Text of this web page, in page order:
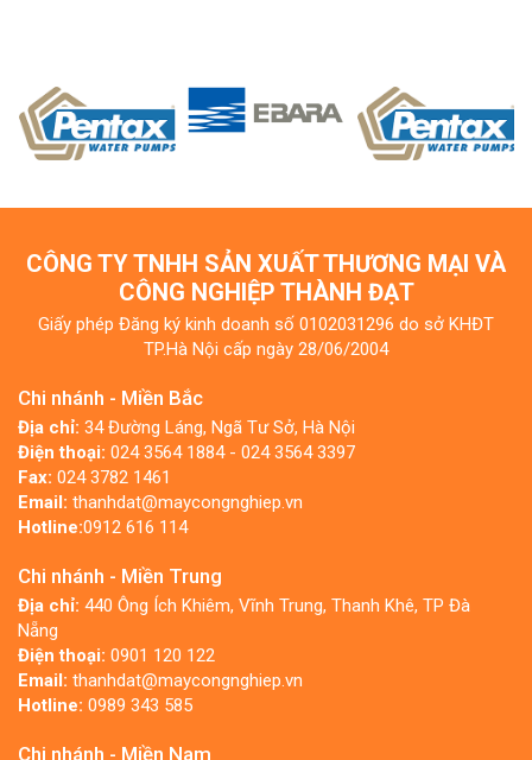
CÔNG TY TNHH SẢN XUẤT THƯƠNG MẠI VÀ
CÔNG NGHIỆP THÀNH ĐẠT
Giấy phép Đăng ký kinh doanh số 0102031296 do sở KHĐT
TP.Hà Nội cấp ngày 28/06/2004
Chi nhánh - Miền Bắc
Địa chỉ: 34 Đường Láng, Ngã Tư Sở, Hà Nội
Điện thoại: 024 3564 1884 - 024 3564 3397
Fax: 024 3782 1461
Email: thanhdat@maycongnghiep.vn
Hotline:0912 616 114
Chi nhánh - Miền Trung
Địa chỉ: 440 Ông Ích Khiêm, Vĩnh Trung, Thanh Khê, TP Đà
Nẵng
Điện thoại: 0901 120 122
Email: thanhdat@maycongnghiep.vn
Hotline: 0989 343 585
Chi nhánh - Miền Nam